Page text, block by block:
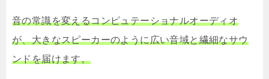
音の常識を変えるコンピュテーショナルオーディオ
が、大きなスピーカーのように広い音域と繊細なサウ
ンドを届けます。